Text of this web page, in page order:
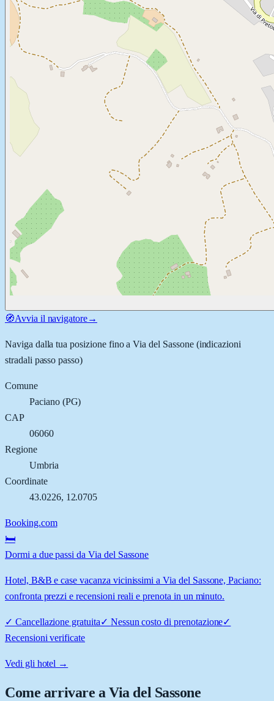
🧭Avvia il navigatore→
Naviga dalla tua posizione fino aVia del Sassone(indicazioni
stradali passo passo)
Comune
Paciano(PG)
CAP
06060
Regione
Umbria
Coordinate
43.0226, 12.0705
Booking.com
🛏️
Dormi a due passi da Via del Sassone
Hotel, B&B e case vacanza vicinissimi a Via del Sassone, Paciano:
confronta prezzi e recensioni reali e prenota in un minuto.
✓ Cancellazione gratuita✓ Nessun costo di prenotazione✓
Recensioni verificate
Vedi gli hotel →
Come arrivare aVia del Sassone